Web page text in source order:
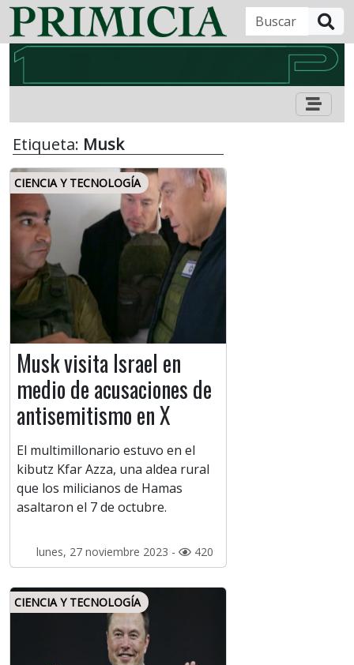
Etiqueta: Musk
CIENCIA Y TECNOLOGÍA
Musk visita Israel en
medio de acusaciones de
antisemitismo en X
El multimillonario estuvo en el
kibutz Kfar Azza, una aldea rural
que los milicianos de Hamas
asaltaron el 7 de octubre.
lunes, 27 noviembre 2023 - 420
CIENCIA Y TECNOLOGÍA